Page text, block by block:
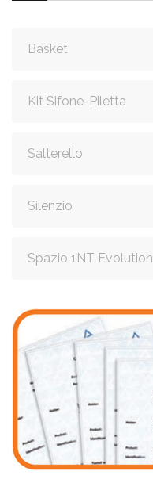
Basket
Kit Sifone-Piletta
Salterello
Silenzio
Spazio 1NT Evolution